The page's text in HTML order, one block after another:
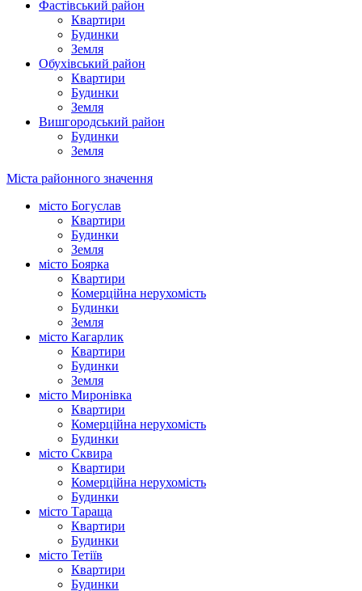
Фастівський район
Квартири
Будинки
Земля
Обухівський район
Квартири
Будинки
Земля
Вишгородський район
Будинки
Земля
Міста районного значення
місто Богуслав
Квартири
Будинки
Земля
місто Боярка
Квартири
Комерційна нерухомість
Будинки
Земля
місто Кагарлик
Квартири
Будинки
Земля
місто Миронівка
Квартири
Комерційна нерухомість
Будинки
місто Сквира
Квартири
Комерційна нерухомість
Будинки
місто Тараща
Квартири
Будинки
місто Тетіїв
Квартири
Будинки